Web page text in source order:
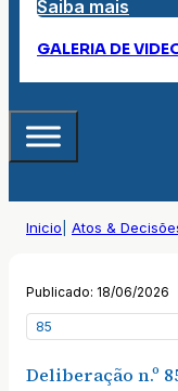
Saiba mais
GALERIA DE
Inicio Atos &
Publicado: 18/06/2026
85
Deliberação n.º